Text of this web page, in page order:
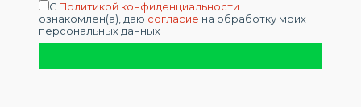
С Политикой конфиденциальности
ознакомлен(а), даю согласие на обработку моих
персональных данных